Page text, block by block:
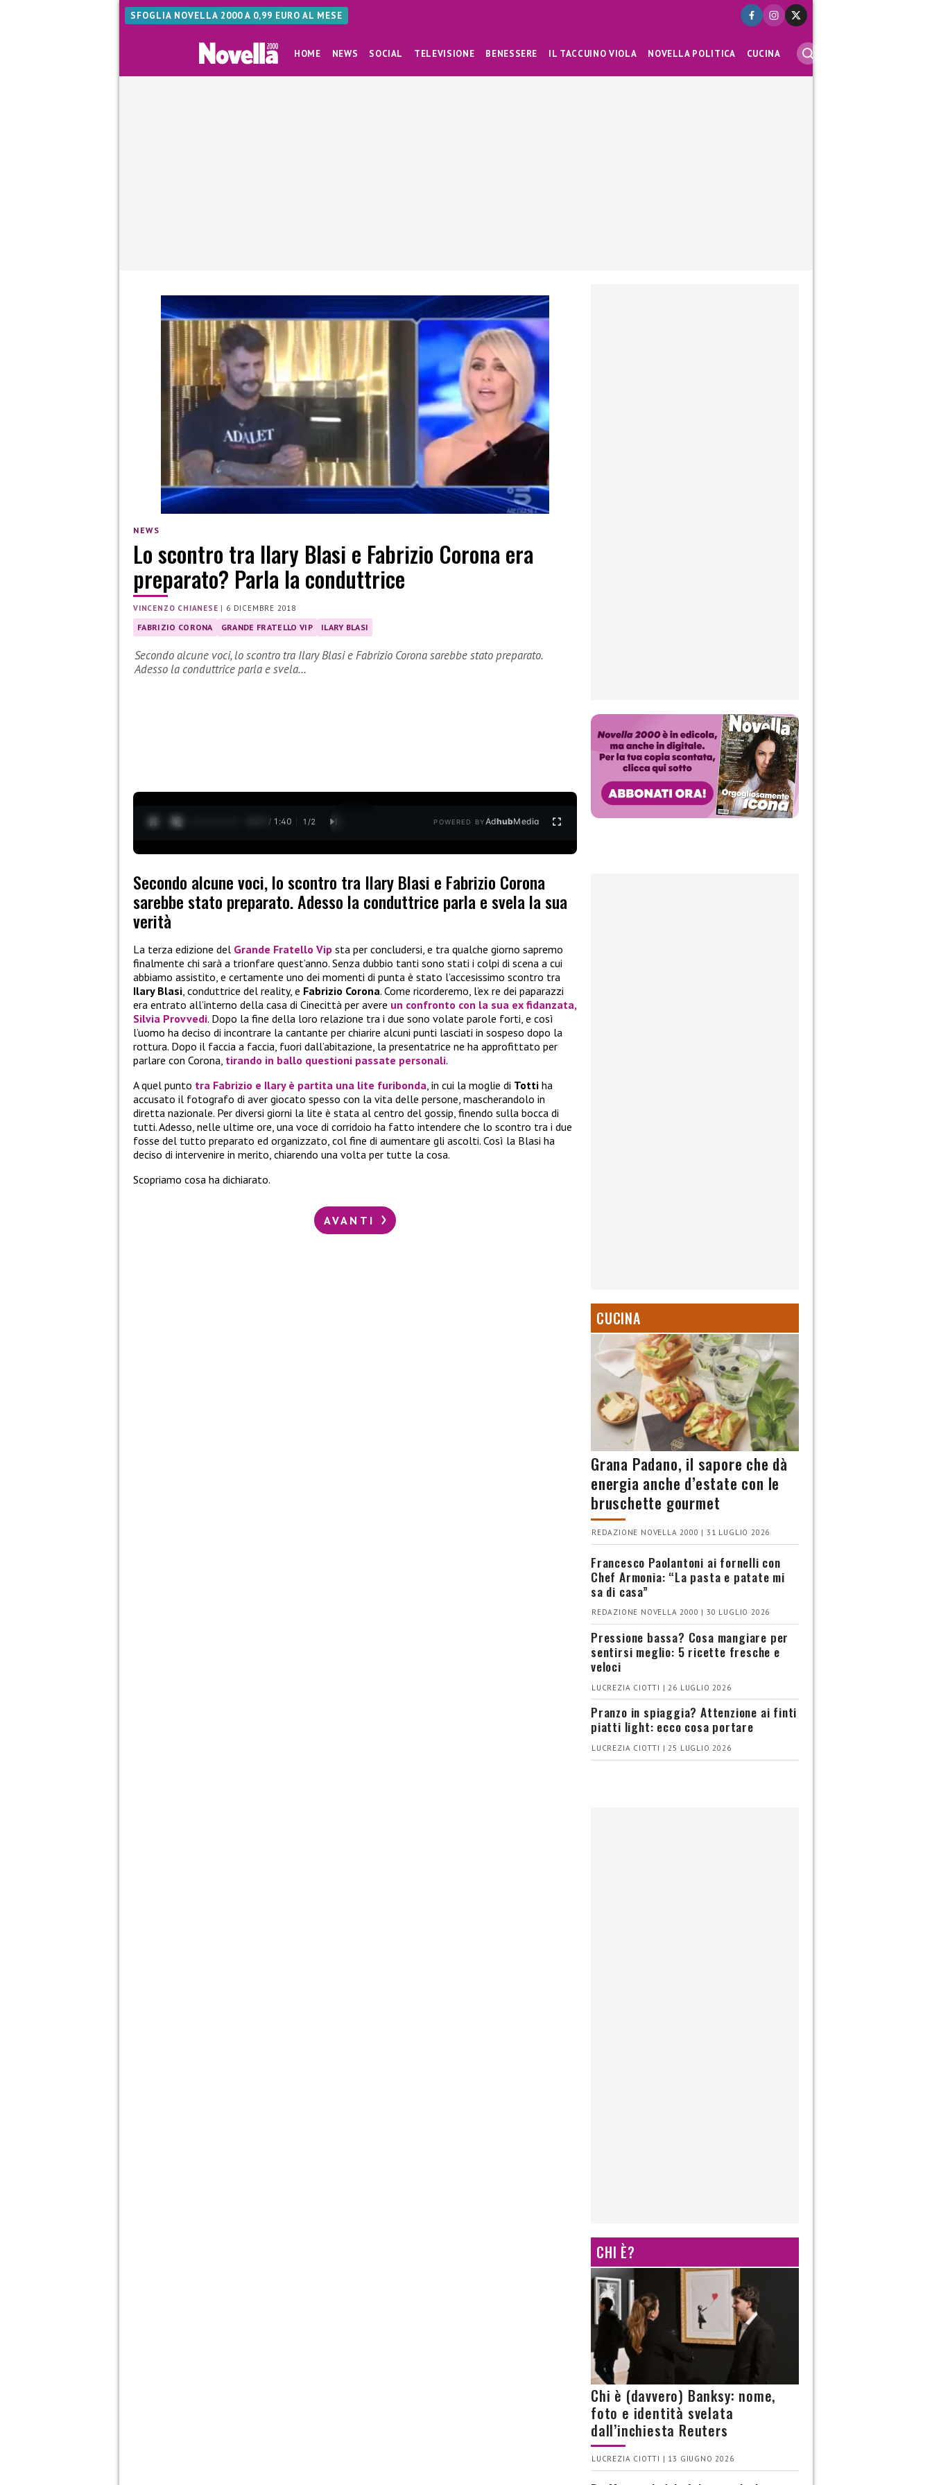
SFOGLIA NOVELLA 2000 A 0,99 EURO AL MESE
HOME NEWS SOCIAL TELEVISIONE BENESSERE IL TACCUINO VIOLA NOVELLA POLITICA CUCINA
NEWS
Lo scontro tra Ilary Blasi e Fabrizio Corona era
preparato? Parla la conduttrice
VINCENZO CHIANESE | 6 DICEMBRE 2018
FABRIZIO CORONA GRANDE FRATELLO VIP ILARY BLASI
Secondo alcune voci, lo scontro tra Ilary Blasi e Fabrizio Corona sarebbe stato preparato.
Adesso la conduttrice parla e svela…
0:28 / 1:40 1 /2 POWERED BYAdhubMedia
Secondo alcune voci, lo scontro tra Ilary Blasi e Fabrizio Corona
sarebbe stato preparato. Adesso la conduttrice parla e svela la sua
verità
La terza edizione del Grande Fratello Vip sta per concludersi, e tra qualche giorno sapremo
finalmente chi sarà a trionfare quest’anno. Senza dubbio tanti sono stati i colpi di scena a cui
abbiamo assistito, e certamente uno dei momenti di punta è stato l’accesissimo scontro tra
Ilary Blasi, conduttrice del reality, e Fabrizio Corona. Come ricorderemo, l’ex re dei paparazzi
era entrato all’interno della casa di Cinecittà per avere un confronto con la sua ex fidanzata,
Silvia Provvedi. Dopo la fine della loro relazione tra i due sono volate parole forti, e così
l’uomo ha deciso di incontrare la cantante per chiarire alcuni punti lasciati in sospeso dopo la
rottura. Dopo il faccia a faccia, fuori dall’abitazione, la presentatrice ne ha approfittato per
parlare con Corona, tirando in ballo questioni passate personali.
A quel punto tra Fabrizio e Ilary è partita una lite furibonda, in cui la moglie di Totti ha
accusato il fotografo di aver giocato spesso con la vita delle persone, mascherandolo in
diretta nazionale. Per diversi giorni la lite è stata al centro del gossip, finendo sulla bocca di
tutti. Adesso, nelle ultime ore, una voce di corridoio ha fatto intendere che lo scontro tra i due
fosse del tutto preparato ed organizzato, col fine di aumentare gli ascolti. Così la Blasi ha
deciso di intervenire in merito, chiarendo una volta per tutte la cosa.
Scopriamo cosa ha dichiarato.
AVANTI
CUCINA
Grana Padano, il sapore che dà
energia anche d’estate con le
bruschette gourmet
REDAZIONE NOVELLA 2000 | 31 LUGLIO 2026
Francesco Paolantoni ai fornelli con
Chef Armonia: “La pasta e patate mi
sa di casa”
REDAZIONE NOVELLA 2000 | 30 LUGLIO 2026
Pressione bassa? Cosa mangiare per
sentirsi meglio: 5 ricette fresche e
veloci
LUCREZIA CIOTTI | 26 LUGLIO 2026
Pranzo in spiaggia? Attenzione ai finti
piatti light: ecco cosa portare
LUCREZIA CIOTTI | 25 LUGLIO 2026
CHI È?
Chi è (davvero) Banksy: nome,
foto e identità svelata
dall’inchiesta Reuters
LUCREZIA CIOTTI | 13 GIUGNO 2026